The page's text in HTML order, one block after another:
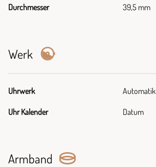
Durchmesser 39,5 mm
Werk
Uhrwerk Automatik
Uhr Kalender Datum
Armband